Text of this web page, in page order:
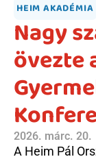
Intézeti
Hírek
Telephelyek
Anyatejgyűjtő
Adományozás
HEIM AKADÉMIA
Nagy
övezte
2026. márc. 20.
A Heim Pál